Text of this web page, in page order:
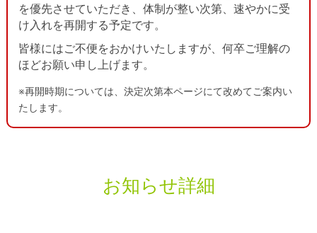
がんと診断されたら 紹介による受診
セカンドオピニオン お問い合わせ先
外来予定表
治療費について
を優先させていただき、体制が整い次第、速やかに受
け入れを再開する予定です。
皆様にはご不便をおかけいたしますが、何卒ご理解の
ほどお願い申し上げます。
※再開時期については、決定次第本ページにて改めてご案内い
たします。
お知らせ詳細